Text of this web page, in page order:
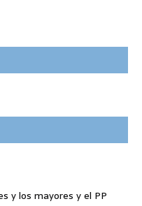
y los mayores y el PP